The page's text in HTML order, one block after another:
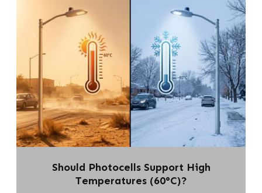
Should Photocells Support High
Temperatures (60°C)?